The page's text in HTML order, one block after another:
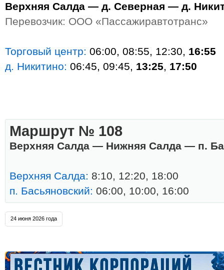
Верхняя Салда — д. Северная — д.
Перевозчик: ООО «Пассажиравтотранс»
Торговый центр: 06:00, 08:55, 12:30, 16:55
д. Никитино: 06:45, 09:45, 13:25, 17:50
Маршрут № 108
Верхняя Салда — Нижняя Салда — п.
Верхняя Салда: 8:10, 12:20, 18:00
п. Басьяновский: 06:00, 10:00, 16:00
24 июня 2026 года